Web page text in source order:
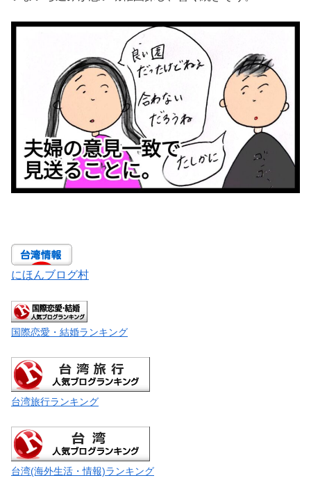
にほんブログ村
国際恋愛・結婚ランキング
台湾旅行ランキング
台湾(海外生活・情報)ランキング